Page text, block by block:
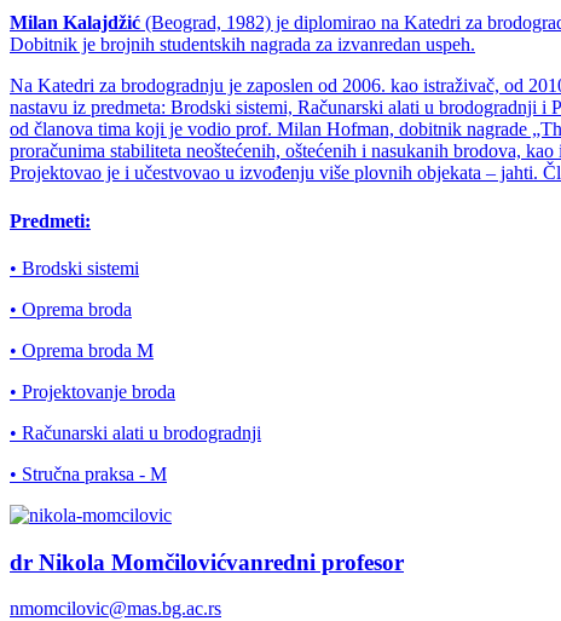
Milan Kalajdžić (Beograd, 1982) je diplomirao na Katedri za
Dobitnik je brojnih studentskih nagrada za izvanredan uspeh.
Na Katedri za brodogradnju je zaposlen od 2006. kao istraživač, od
nastavu iz predmeta: Brodski sistemi, Računarski alati u brodogradnji
od članova tima koji je vodio prof. Milan Hofman, dobitnik nagrade
proračunima stabiliteta neoštećenih, oštećenih i nasukanih brodova,
Projektovao je i učestvovao u izvođenju više plovnih objekata – jahti.
Predmeti:
• Brodski sistemi
• Oprema broda
• Oprema broda M
• Projektovanje broda
• Računarski alati u brodogradnji
• Stručna praksa - M
dr Nikola Momčilovićvanredni profesor
nmomcilovic@mas.bg.ac.rs